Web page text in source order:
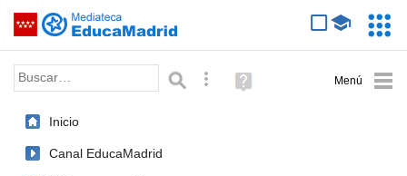
Saltar navegación
Palabra o frase: Búsqueda avanzada
Ayuda
(en
Inicio
Canal EducaMadrid